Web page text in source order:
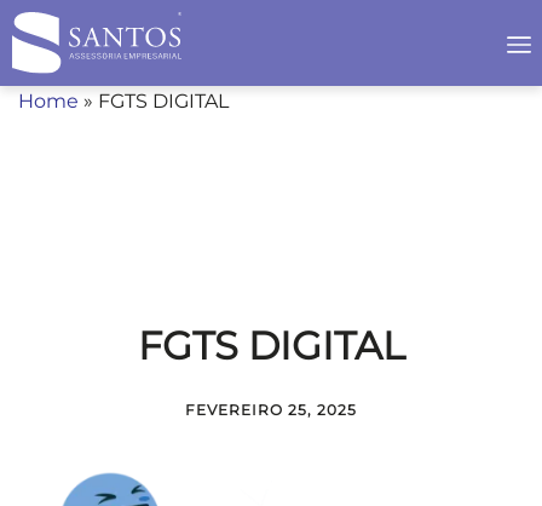
Home » FGTS DIGITAL
FGTS DIGITAL
FEVEREIRO 25, 2025